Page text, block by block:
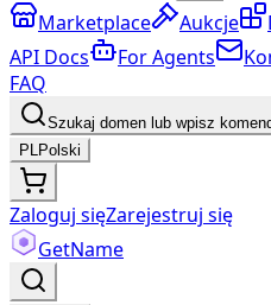
Marketplace Aukcje
API Docs
For Agents
FAQ
Szukaj domen lub wpisz
PLPolski
Zaloguj sięZarejestruj się
GetName